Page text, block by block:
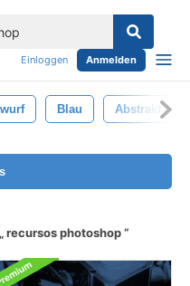
Einloggen Anmelden
Blau Abstrakt
recursos photoshop